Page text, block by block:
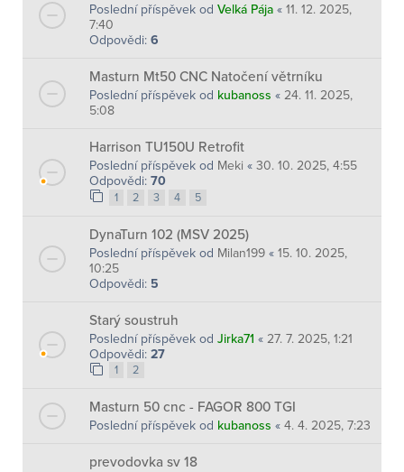
Poslední příspěvek od Velká Pája « 11. 12. 2025,
7:40
Odpovědi: 6
Masturn Mt50 CNC Natočení větrníku
Poslední příspěvek od kubanoss « 24. 11. 2025,
5:08
Harrison TU150U Retrofit
Poslední příspěvek od Meki « 30. 10. 2025, 4:55
Odpovědi: 70
1 2 3 4 5
DynaTurn 102 (MSV 2025)
Poslední příspěvek od Milan199 « 15. 10. 2025,
10:25
Odpovědi: 5
Starý soustruh
Poslední příspěvek od Jirka71 « 27. 7. 2025, 1:21
Odpovědi: 27
1 2
Masturn 50 cnc - FAGOR 800 TGI
Poslední příspěvek od kubanoss « 4. 4. 2025, 7:23
prevodovka sv 18